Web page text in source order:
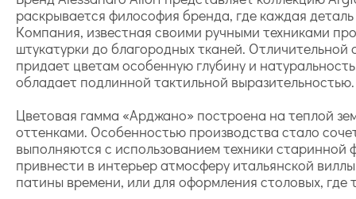
раскрывается философия бренда, где каждая
Компания, известная своими ручными техниками
штукатурки до благородных тканей.
придает цветам особенную глубину и
обладает подлинной тактильной выразительностью.
Цветовая гамма «Арджано» построена на теплой
оттенками. Особенностью производства стало
выполняются с использованием техники
привнести в интерьер атмосферу итальянской
патины времени, или для оформления столовых,